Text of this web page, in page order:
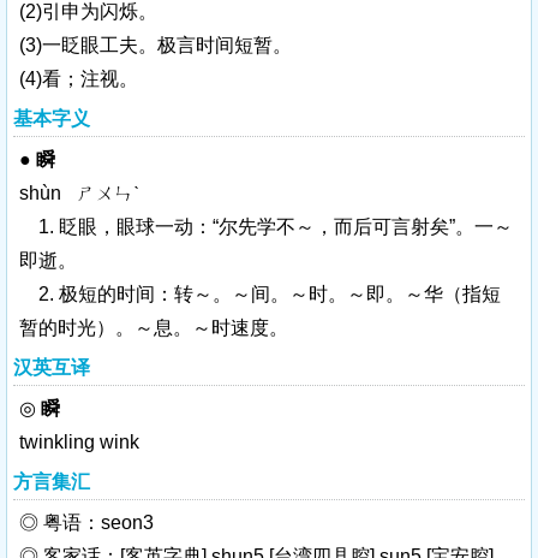
(2)引申为闪烁。
(3)一眨眼工夫。极言时间短暂。
(4)看；注视。
基本字义
● 瞬
shùn ㄕㄨㄣˋ
1. 眨眼，眼球一动：“尔先学不～，而后可言射矣”。一～
即逝。
2. 极短的时间：转～。～间。～时。～即。～华（指短
暂的时光）。～息。～时速度。
汉英互译
◎ 瞬
twinkling wink
方言集汇
◎ 粤语：seon3